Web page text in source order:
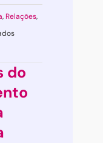
, Relações,
em
mar
rosas
do